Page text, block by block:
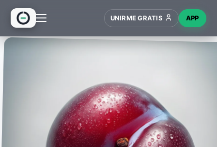
HUB
WIKI
NUEVO
UNIRME GRATIS APP